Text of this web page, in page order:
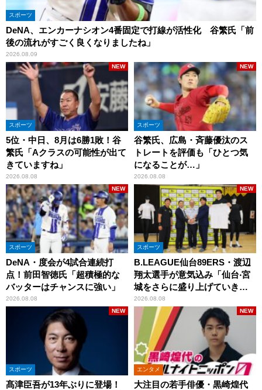
スポーツ
DeNA、エンカーナシオン4番固定で打線が活性化 谷繁氏「前
後の流れがすごく良くなりましたね」
2026.08.09
スポーツ
5位・中日、8月は6勝1敗！谷
繁氏「Aクラスの可能性が出て
きていますね」
2026.08.08
NEW
スポーツ
谷繁氏、広島・斉藤優汰のス
トレートを評価も「ひとつ気
になることが…」
2026.08.08
NEW
スポーツ
DeNA・度会が4試合連続打
点！前田智徳氏「超積極的な
バッターはチャンスに強い」
2026.08.08
NEW
スポーツ
B.LEAGUE仙台89ERS・渡辺
翔太選手が意気込み「仙台‧宮
城をさらに盛り上げていきた
いです」
2026.08.08
NEW
スポーツ
髙津臣吾が13年ぶりに登場！
NEW
エンタメ
大注目の若手俳優・黒崎煌代
NEW